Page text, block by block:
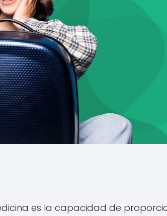
es la capacidad de